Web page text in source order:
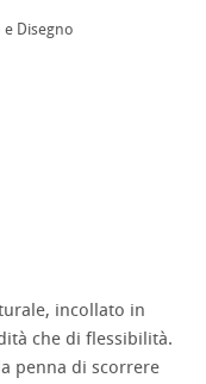
e Disegno
incollato in
che di flessibilità.
penna di scorrere